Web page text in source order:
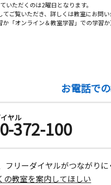
ただくのは2曜日となります。
ご覧いただき、詳しくは教室にお問
「オンライン＆教室学習」での学習
お電話で
ヤル372-100
フリーダイヤルがつながり
の教室を案内してほしい